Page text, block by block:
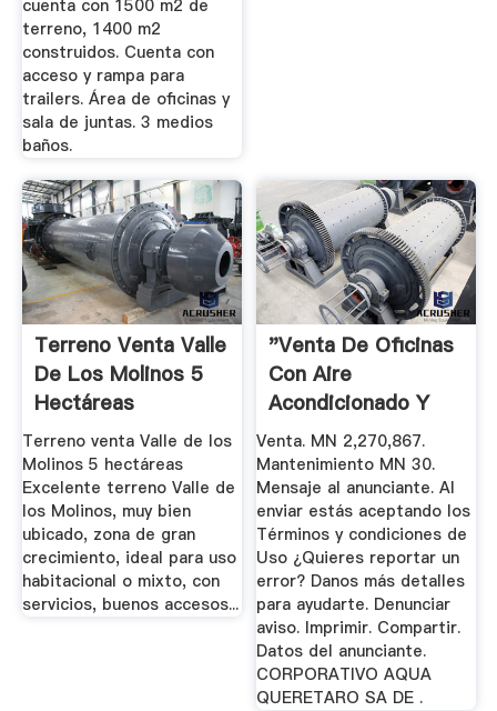
cuenta con 1500 m2 de
terreno, 1400 m2
construidos. Cuenta con
acceso y rampa para
trailers. Área de oficinas y
sala de juntas. 3 medios
baños.
Terreno Venta Valle
De Los Molinos 5
Hectáreas
Terreno venta Valle de los
Molinos 5 hectáreas
Excelente terreno Valle de
los Molinos, muy bien
ubicado, zona de gran
crecimiento, ideal para uso
habitacional o mixto, con
servicios, buenos accesos...
"Venta De Oficinas
Con Aire
Acondicionado Y
Acabados ...
Venta. MN 2,270,867.
Mantenimiento MN 30.
Mensaje al anunciante. Al
enviar estás aceptando los
Términos y condiciones de
Uso ¿Quieres reportar un
error? Danos más detalles
para ayudarte. Denunciar
aviso. Imprimir. Compartir.
Datos del anunciante.
CORPORATIVO AQUA
QUERETARO SA DE .